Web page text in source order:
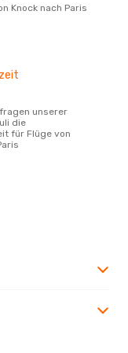
Knock nach Paris
die
für Flüge von